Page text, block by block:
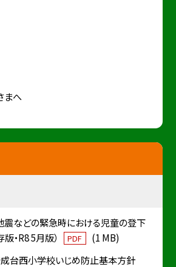
まへ
震などの緊急時における児童の登下
・R8 5月版）
PDF
(1 MB)
台西小学校いじめ防止基本方針